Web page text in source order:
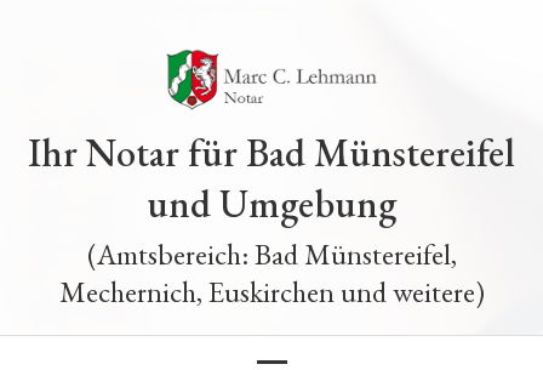
Ihr Notar für Bad Münstereifel
und Umgebung
(Amtsbereich: Bad Münstereifel,
Mechernich, Euskirchen und weitere)